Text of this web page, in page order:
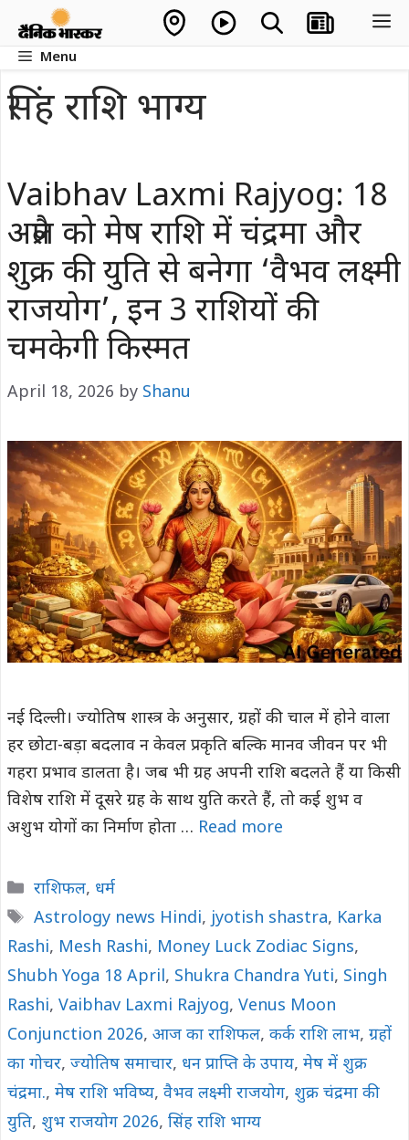
contentMenu
सिंह राशि भाग्य
Vaibhav Laxmi Rajyog: 18
अप्रैल को मेष राशि में चंद्रमा और
शुक्र की युति से बनेगा ‘वैभव लक्ष्मी
राजयोग’, इन 3 राशियों की
चमकेगी किस्मत
April 18, 2026 by Shanu
नई दिल्ली। ज्योतिष शास्त्र के अनुसार, ग्रहों की चाल में होने वाला
हर छोटा-बड़ा बदलाव न केवल प्रकृति बल्कि मानव जीवन पर भी
गहरा प्रभाव डालता है। जब भी ग्रह अपनी राशि बदलते हैं या किसी
विशेष राशि में दूसरे ग्रह के साथ युति करते हैं, तो कई शुभ व
अशुभ योगों का निर्माण होता … Read more
Categories
राशिफल, धर्म
Tags
Astrology news Hindi, jyotish shastra, Karka
Rashi, Mesh Rashi, Money Luck Zodiac Signs,
Shubh Yoga 18 April, Shukra Chandra Yuti, Singh
Rashi, Vaibhav Laxmi Rajyog, Venus Moon
Conjunction 2026, आज का राशिफल, कर्क राशि लाभ, ग्रहों
का गोचर, ज्योतिष समाचार, धन प्राप्ति के उपाय, मेष में शुक्र
चंद्रमा., मेष राशि भविष्य, वैभव लक्ष्मी राजयोग, शुक्र चंद्रमा की
युति, शुभ राजयोग 2026, सिंह राशि भाग्य